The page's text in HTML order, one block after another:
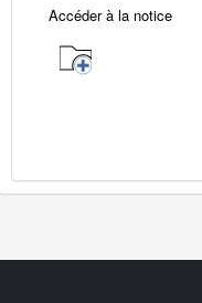
Accéder à la notice